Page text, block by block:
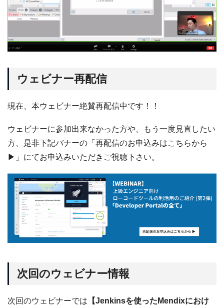
ウェビナー再配信
現在、本ウェビナー絶賛再配信中です！！
ウェビナーに参加出来なかった方や、もう一度見直したい
方、是非下記バナーの「再配信のお申込みはこちらから
▶」にてお申込みいただきご視聴下さい。
次回のウェビナー情報
次回のウェビナーでは 【Jenkinsを使ったMendixにおけ